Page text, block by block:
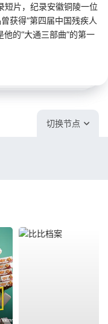
片，纪录安徽铜陵一位
获得“第四届中国残疾人
的“大通三部曲”的第一
切换节点